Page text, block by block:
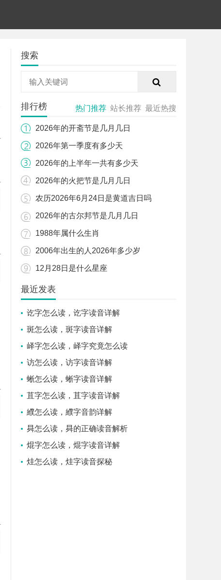
搜索
排行榜 热门推荐 站长推荐 最近热搜
2026年的开斋节是几月几日
2026年第一季度有多少天
2026年的上半年一共有多少天
2026年的火把节是几月几日
农历2026年6月24日是黄道吉日吗
2026年的古尔邦节是几月几日
1988年属什么生肖
2006年出生的人2026年多少岁
12月28日是什么星座
最近发表
讫字怎么读，讫字读音详解
斑怎么读，斑字读音详解
峄字怎么读，峄字究竟怎么读
访怎么读，访字读音详解
蜥怎么读，蜥字读音详解
苴字怎么读，苴字读音详解
纀怎么读，纀字音韵详解
曻怎么读，曻的正确读音解析
焜字怎么读，焜字读音详解
烓怎么读，烓字读音探秘